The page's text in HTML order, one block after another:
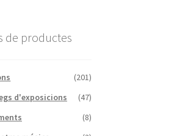
de productes
(201)
d'exposicions
(47)
(8)